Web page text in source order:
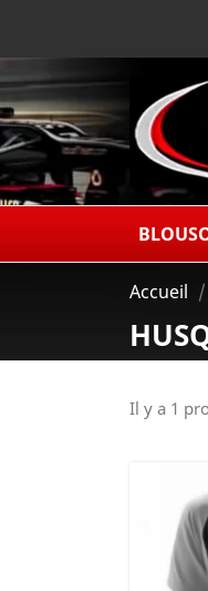
Accueil
Il y a 1